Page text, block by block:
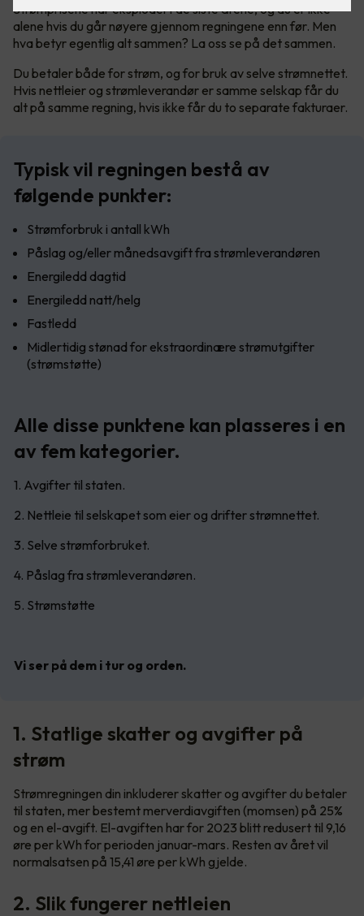
Strømprisene har eksplodert de siste årene, og du er ikke
alene hvis du går nøyere gjennom regningene enn før. Men
hva betyr egentlig alt sammen? La oss se på det sammen.
Du betaler både for strøm, og for bruk av selve strømnettet.
Hvis nettleier og strømleverandør er samme selskap får du
alt på samme regning, hvis ikke får du to separate fakturaer.
Typisk vil regningen bestå av
følgende punkter:
Strømforbruk i antall kWh
Påslag og/eller månedsavgift fra strømleverandøren
Energiledd dagtid
Energiledd natt/helg
Fastledd
Midlertidig stønad for ekstraordinære strømutgifter
(strømstøtte)
Alle disse punktene kan plasseres i en
av fem kategorier.
1. Avgifter til staten.
2. Nettleie til selskapet som eier og drifter strømnettet.
3. Selve strømforbruket.
4. Påslag fra strømleverandøren.
5. Strømstøtte
Vi ser på dem i tur og orden.
1. Statlige skatter og avgifter på
strøm
Strømregningen din inkluderer skatter og avgifter du betaler
til staten, mer bestemt merverdiavgiften (momsen) på 25%
og en el-avgift. El-avgiften har for 2023 blitt redusert til 9,16
øre per kWh for perioden januar-mars. Resten av året vil
normalsatsen på 15,41 øre per kWh gjelde.
2. Slik fungerer nettleien